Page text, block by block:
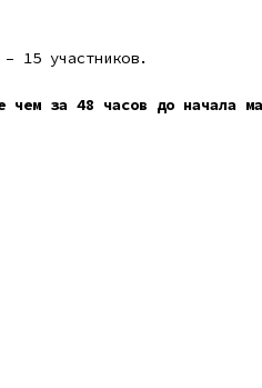
– 15 участников.
чем за 48 часов до начала